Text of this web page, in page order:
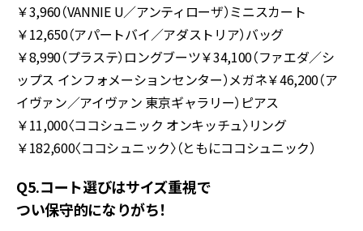
￥3,960（VANNIE U／アンティローザ）ミニスカート
￥12,650（アパートバイ／アダストリア）バッグ
￥8,990（プラステ）ロングブーツ￥34,100（ファエダ／シ
ップス インフォメーションセンター）メガネ￥46,200（ア
イヴァン／アイヴァン 東京ギャラリー）ピアス
￥11,000〈ココシュニック オンキッチュ〉リング
￥182,600〈ココシュニック〉（ともにココシュニック）
Q5.コート選びはサイズ重視で
つい保守的になりがち！